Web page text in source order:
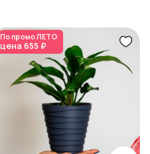
По промоЛЕТО
цена 655 ₽